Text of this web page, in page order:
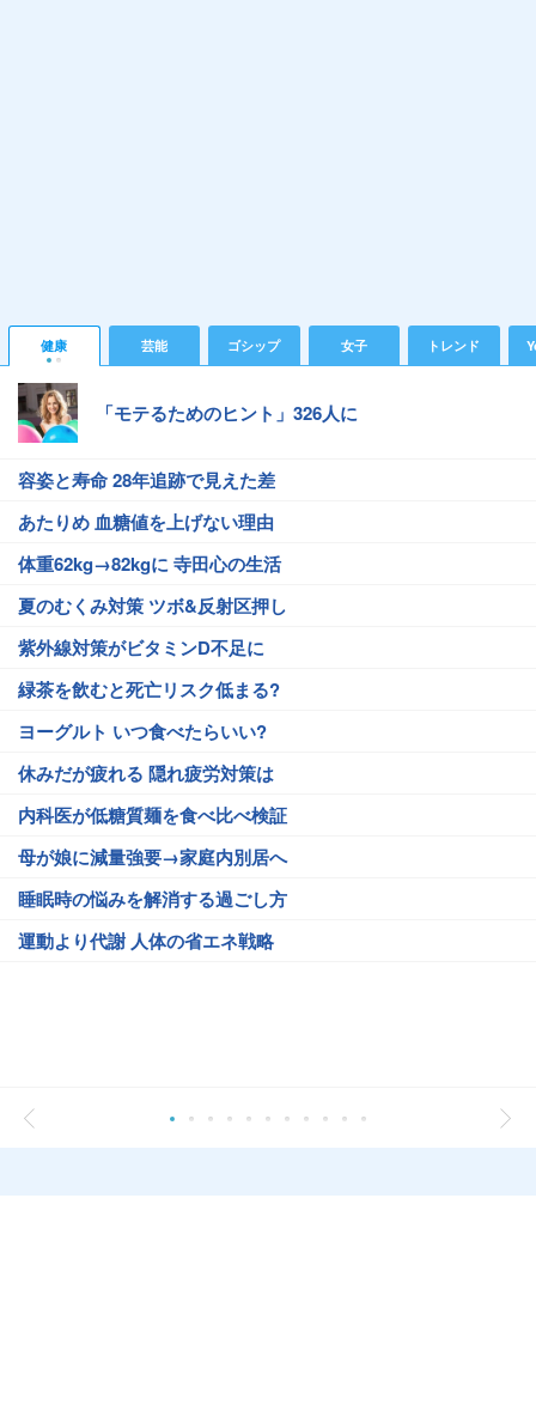
健康 芸能 ゴシップ 女子 トレンド
「モテるためのヒント」326人に
容姿と寿命 28年追跡で見えた差
あたりめ 血糖値を上げない理由
体重62kg→82kgに 寺田心の生活
夏のむくみ対策 ツボ&反射区押し
紫外線対策がビタミンD不足に
緑茶を飲むと死亡リスク低まる?
ヨーグルト いつ食べたらいい?
休みだが疲れる 隠れ疲労対策は
内科医が低糖質麺を食べ比べ検証
母が娘に減量強要→家庭内別居へ
睡眠時の悩みを解消する過ごし方
運動より代謝 人体の省エネ戦略